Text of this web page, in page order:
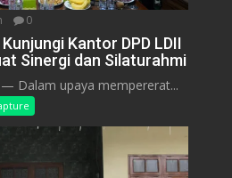
0
Kantor DPD LDII
Sinergi dan Silaturahmi
Dalam upaya mempererat...